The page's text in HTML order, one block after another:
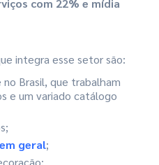
integra esse setor são:
Brasil, que trabalham
e um variado catálogo
geral;